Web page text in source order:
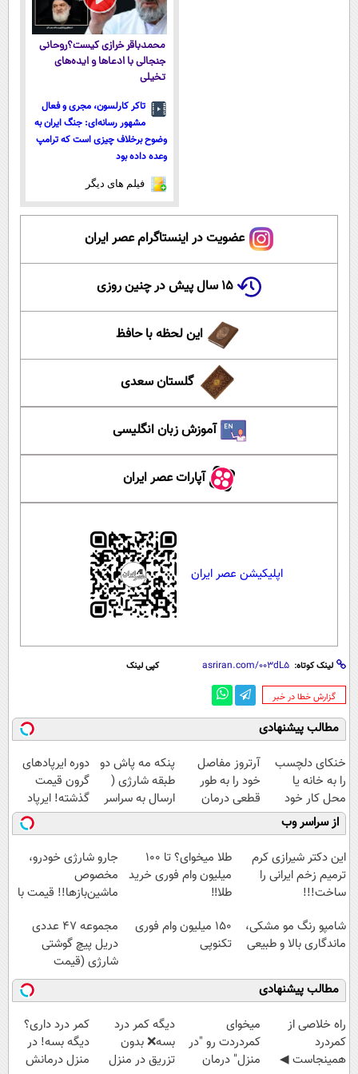
محمدباقر خرازی کیست؟روحانی
جنجالی با ادعاها و ایده‌های
تخیلی
تاکر کارلسون، مجری و فعال
مشهور رسانه‌ای: جنگ ایران به
وضوح برخلاف چیزی است که ترامپ
وعده داده بود
فیلم های دیگر
عضویت در اینستاگرام عصر ایران
۱۵ سال پیش در چنین روزی
این لحظه با حافظ
گلستان سعدی
آموزش زبان انگلیسی
آپارات عصر ایران
اپلیکیشن عصر ایران
لینک کوتاه: کپی لینک
‌گزارش خطا در خبر
مطالب پیشنهادی
خنکای دلچسب
را به خانه یا
محل کار خود
بیاورید! (پنکه
مه پاش
رومیزی)
آرتروز مفاصل
خود را به طور
قطعی درمان
کنید!
◗پرسش‌نامه◖
پنکه مه پاش دو
طبقه شارژی (
ارسال به سراسر
کشور)
دوره ایرپاد‌های
گرون قیمت
گذشته! ایرپاد
بلوتوثی فقط
1,399,000 تومان
از سراسر وب
این دکتر شیرازی کرم
ترمیم زخم ایرانی را
ساخت!!!
طلا میخوای؟ تا 100
میلیون وام فوری خرید
طلا‼️
جارو شارژی خودرو،
مخصوص
ماشین‌باز‌ها!! قیمت با
1,499,000
شامپو رنگ مو مشکی،
ماندگاری بالا و طبیعی
150 میلیون وام فوری
تکنوپی
مجموعه 47 عددی
دریل پیچ گوشتی
شارژی (قیمت
باورنکردنی!!)
مطالب پیشنهادی
‌راه خلاصی از
کمردرد
همینجاست ◀
میخوای
کمردردت رو "در
منزل" درمان
دیگه کمر درد
بسه❌ بدون
تزریق در منزل
کمر درد داری؟
دیگه بسه! در
منزل درمانش